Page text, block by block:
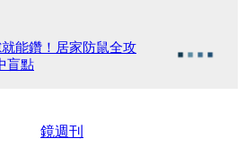
能鑽！居家防鼠全攻
盲點
鏡週刊